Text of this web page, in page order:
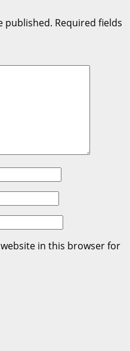
published. Required fields
in this browser for